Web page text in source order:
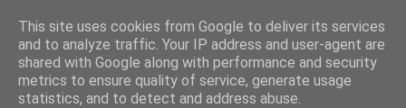
This site uses cookies from Google to deliver its services
and to analyze traffic. Your IP address and user-agent are
shared with Google along with performance and security
metrics to ensure quality of service, generate usage
statistics, and to detect and address abuse.